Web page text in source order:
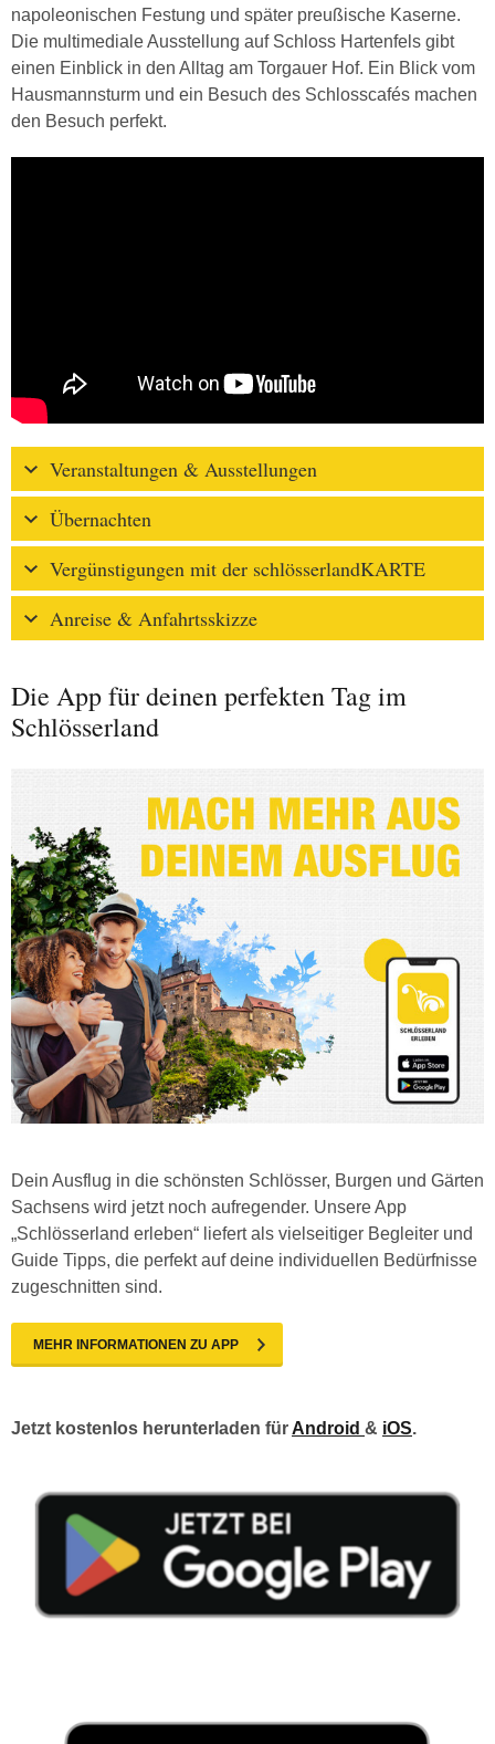
napoleonischen Festung und später preußische Kaserne.
Die multimediale Ausstellung auf Schloss Hartenfels gibt
einen Einblick in den Alltag am Torgauer Hof. Ein Blick vom
Hausmannsturm und ein Besuch des Schlosscafés machen
den Besuch perfekt.
Veranstaltungen & Ausstellungen
Übernachten
Vergünstigungen mit der schlösserlandKARTE
Anreise & Anfahrtsskizze
Die App für deinen perfekten Tag im
Schlösserland
Dein Ausflug in die schönsten Schlösser, Burgen und Gärten
Sachsens wird jetzt noch aufregender. Unsere App
„Schlösserland erleben“ liefert als vielseitiger Begleiter und
Guide Tipps, die perfekt auf deine individuellen Bedürfnisse
zugeschnitten sind.
MEHR INFORMATIONEN ZU APP
Jetzt kostenlos herunterladen für Android & iOS.